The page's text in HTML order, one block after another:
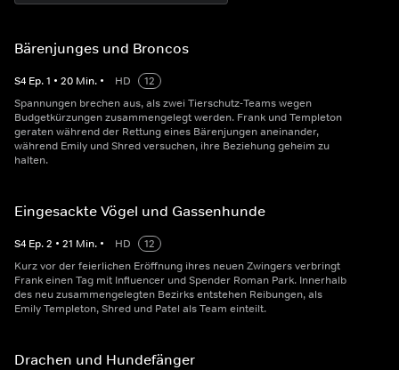
Bärenjunges und Broncos
S4 Ep.1 • 20 Min. • HD
12
Spannungen brechen aus, als zwei Tierschutz-Teams wegen
Budgetkürzungen zusammengelegt werden. Frank und Templeton
geraten während der Rettung eines Bärenjungen aneinander,
während Emily und Shred versuchen, ihre Beziehung geheim zu
halten.
Eingesackte Vögel und Gassenhunde
S4 Ep.2 • 21 Min. • HD
12
Kurz vor der feierlichen Eröffnung ihres neuen Zwingers verbringt
Frank einen Tag mit Influencer und Spender Roman Park. Innerhalb
des neu zusammengelegten Bezirks entstehen Reibungen, als
Emily Templeton, Shred und Patel als Team einteilt.
Drachen und Hundefänger